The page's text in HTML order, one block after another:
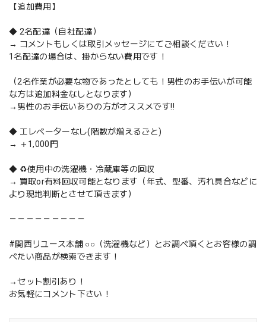
【追加費用】
◆ 2名配達（自社配達）
→ コメントもしくは取引メッセージにてご相談ください！
1名配達の場合は、掛からない費用です！
（2名作業が必要な物であったとしても！男性のお手伝いが可能
な方は追加料金なしとなります）
→男性のお手伝いありの方がオススメです‼️
◆ エレベーターなし(階数が増えるごと)
→ ＋1,000円
◆ ♻️使用中の洗濯機・冷蔵庫等の回収
→ 買取or有料回収可能となります（年式、型番、汚れ具合などに
より現地判断とさせて頂きます）
－－－－－－－－－
#関西リユース本舗 ○○（洗濯機など）とお調べ頂くとお客様の調
べたい商品が検索できます！
→セット割引あり！
お気軽にコメント下さい！